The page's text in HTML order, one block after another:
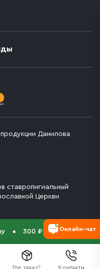
Где заказ? Контакты
300 ₽
Данилова
ставропигиальный
Церкви
Онлайн-чат